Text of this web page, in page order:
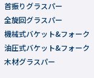
首振りグラスパー
全旋回グラスパー
機械式バケット&フォーク
油圧式バケット&フォーク
木材グラスパー